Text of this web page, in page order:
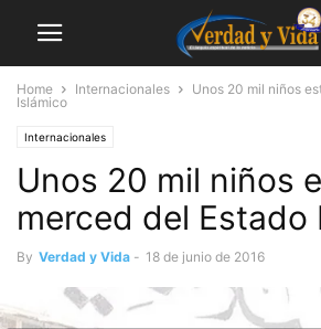
Home Internacionales
Unos 20 mil niños
Islámico
Internacionales
Unos 20 mil niños
merced del Estado
By Verdad y Vida - 18 de junio de 2016